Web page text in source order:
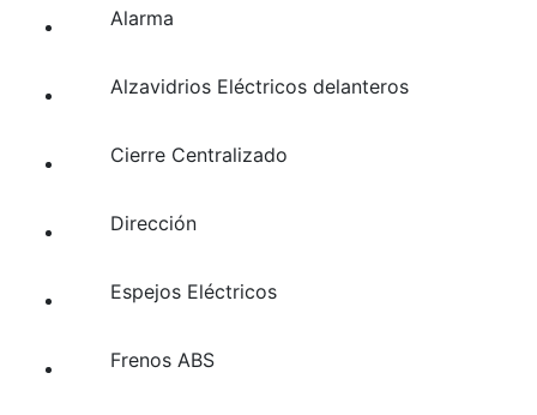
Alarma
Alzavidrios Eléctricos delanteros
Cierre Centralizado
Dirección
Espejos Eléctricos
Frenos ABS